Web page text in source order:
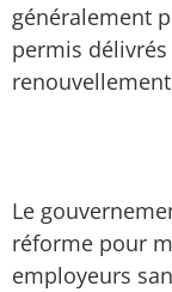
généralement
permis
Le
réforme pour
employeurs